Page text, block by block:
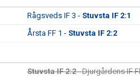
Rågsveds IF 3 - Stuvsta IF 2:1
Årsta FF 1 - Stuvsta IF 2:2
Stuvsta IF 2:2- Djurgårdens IF